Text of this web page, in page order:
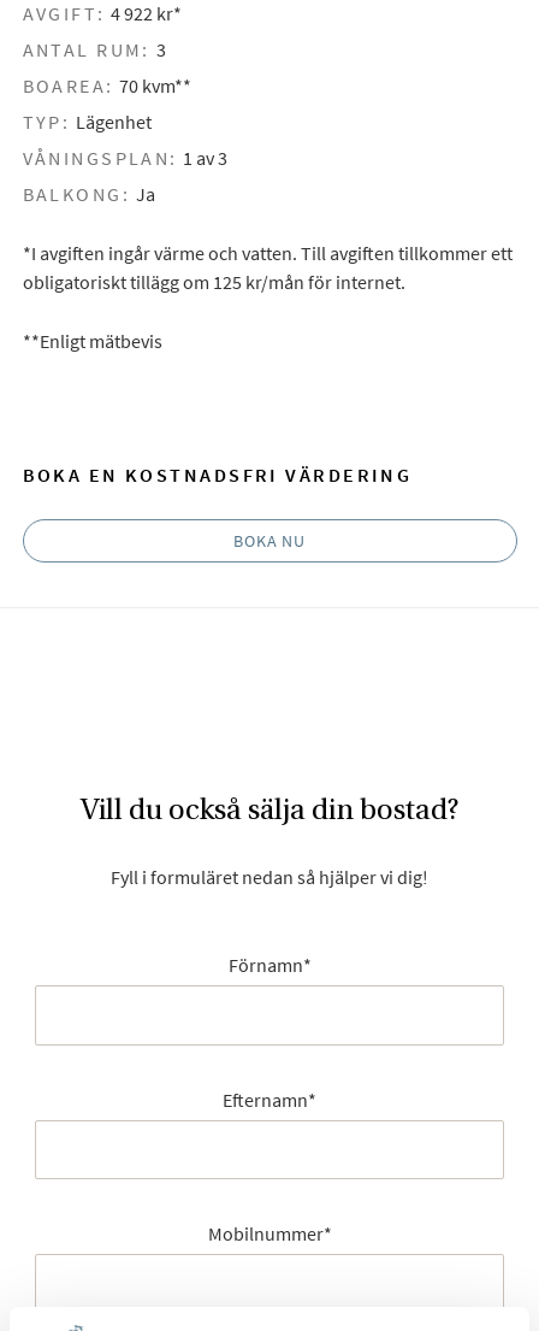
AVGIFT: 4 922 kr*
ANTAL RUM: 3
BOAREA: 70 kvm**
TYP: Lägenhet
VÅNINGSPLAN: 1 av 3
BALKONG: Ja
*I avgiften ingår värme och vatten. Till avgiften tillkommer ett
obligatoriskt tillägg om 125 kr/mån för internet.
**Enligt mätbevis
BOKA EN KOSTNADSFRI VÄRDERING
BOKA NU
Vill du också sälja din bostad?
Fyll i formuläret nedan så hjälper vi dig!
Förnamn*
Efternamn*
Mobilnummer*